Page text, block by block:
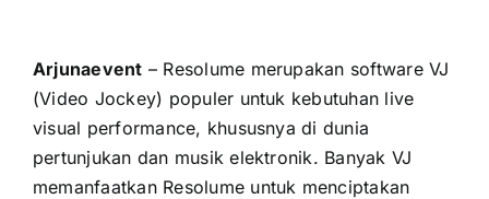
Arjunaevent – Resolume merupakan software VJ
(Video Jockey) populer untuk kebutuhan live
visual performance, khususnya di dunia
pertunjukan dan musik elektronik. Banyak VJ
memanfaatkan Resolume untuk menciptakan